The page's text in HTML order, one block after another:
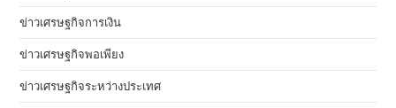
ข่าวเศรษฐกิจการเงิน
ข่าวเศรษฐกิจพอเพียง
ข่าวเศรษฐกิจระหว่างประเทศ